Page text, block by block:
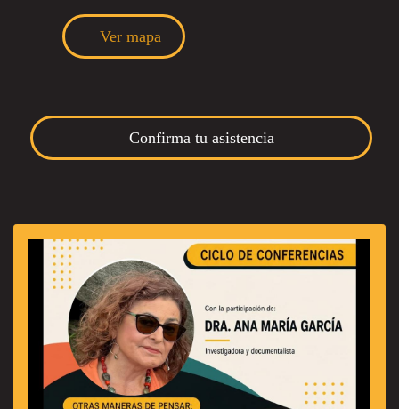
Ver mapa
Confirma tu asistencia